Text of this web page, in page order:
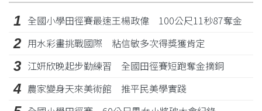
1 全國小學田徑賽最速王楊政偉 100公尺11秒87奪金
2 用水彩畫挑戰國際 粘信敏多次得獎獲肯定
3 江姸欣晚起步勤練習 全國田徑賽短跑奪金摘銅
4 農家變身天來美術館 推平民美學實踐